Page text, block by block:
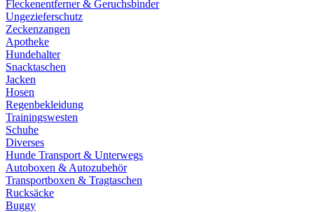
Fleckenentferner & Geruchsbinder
Ungezieferschutz
Zeckenzangen
Apotheke
Hundehalter
Snacktaschen
Jacken
Hosen
Regenbekleidung
Trainingswesten
Schuhe
Diverses
Hunde Transport & Unterwegs
Autoboxen & Autozubehör
Transportboxen & Tragtaschen
Rucksäcke
Buggy